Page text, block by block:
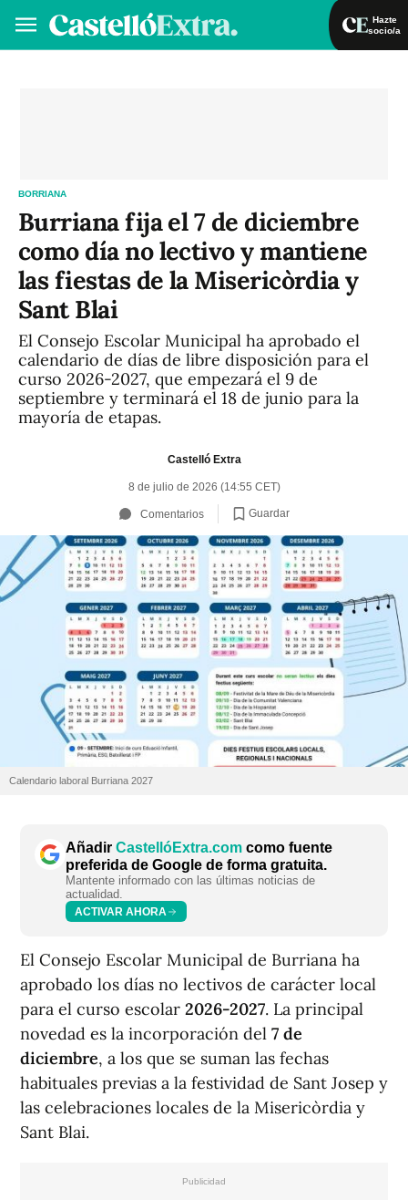
Hazte
socio/a
BORRIANA
Burriana fija el 7 de diciembre
como día no lectivo y mantiene
las fiestas de la Misericòrdia y
Sant Blai
El Consejo Escolar Municipal ha aprobado el
calendario de días de libre disposición para el
curso 2026-2027, que empezará el 9 de
septiembre y terminará el 18 de junio para la
mayoría de etapas.
Castelló Extra
8 de julio de 2026 (14:55 CET)
Comentarios Guardar
Calendario laboral Burriana 2027
Añadir CastellóExtra.com como fuente
preferida de Google de forma gratuita.
Mantente informado con las últimas noticias de
actualidad.
ACTIVAR AHORA
El Consejo Escolar Municipal de Burriana ha
aprobado los días no lectivos de carácter local
para el curso escolar 2026-2027. La principal
novedad es la incorporación del 7 de
diciembre, a los que se suman las fechas
habituales previas a la festividad de Sant Josep y
las celebraciones locales de la Misericòrdia y
Sant Blai.